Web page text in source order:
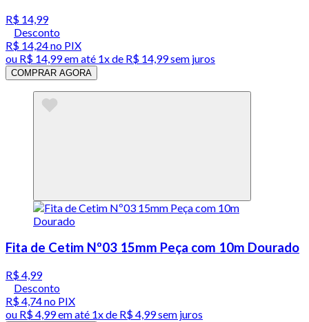
R$ 14,99
Desconto
R$ 14,24no PIX
ou R$ 14,99em até 1x de R$ 14,99sem juros
COMPRAR AGORA
Fita de Cetim Nº03 15mm Peça com 10m Dourado
R$ 4,99
Desconto
R$ 4,74no PIX
ou R$ 4,99em até 1x de R$ 4,99sem juros